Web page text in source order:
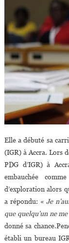
Elle a débuté sa
(IGR) à Accra. Lors
PDG d’IGR) à
embauchée
d’exploration alors
a répondu: « Je
que quelqu’un ne
donné sa
établi un bureau